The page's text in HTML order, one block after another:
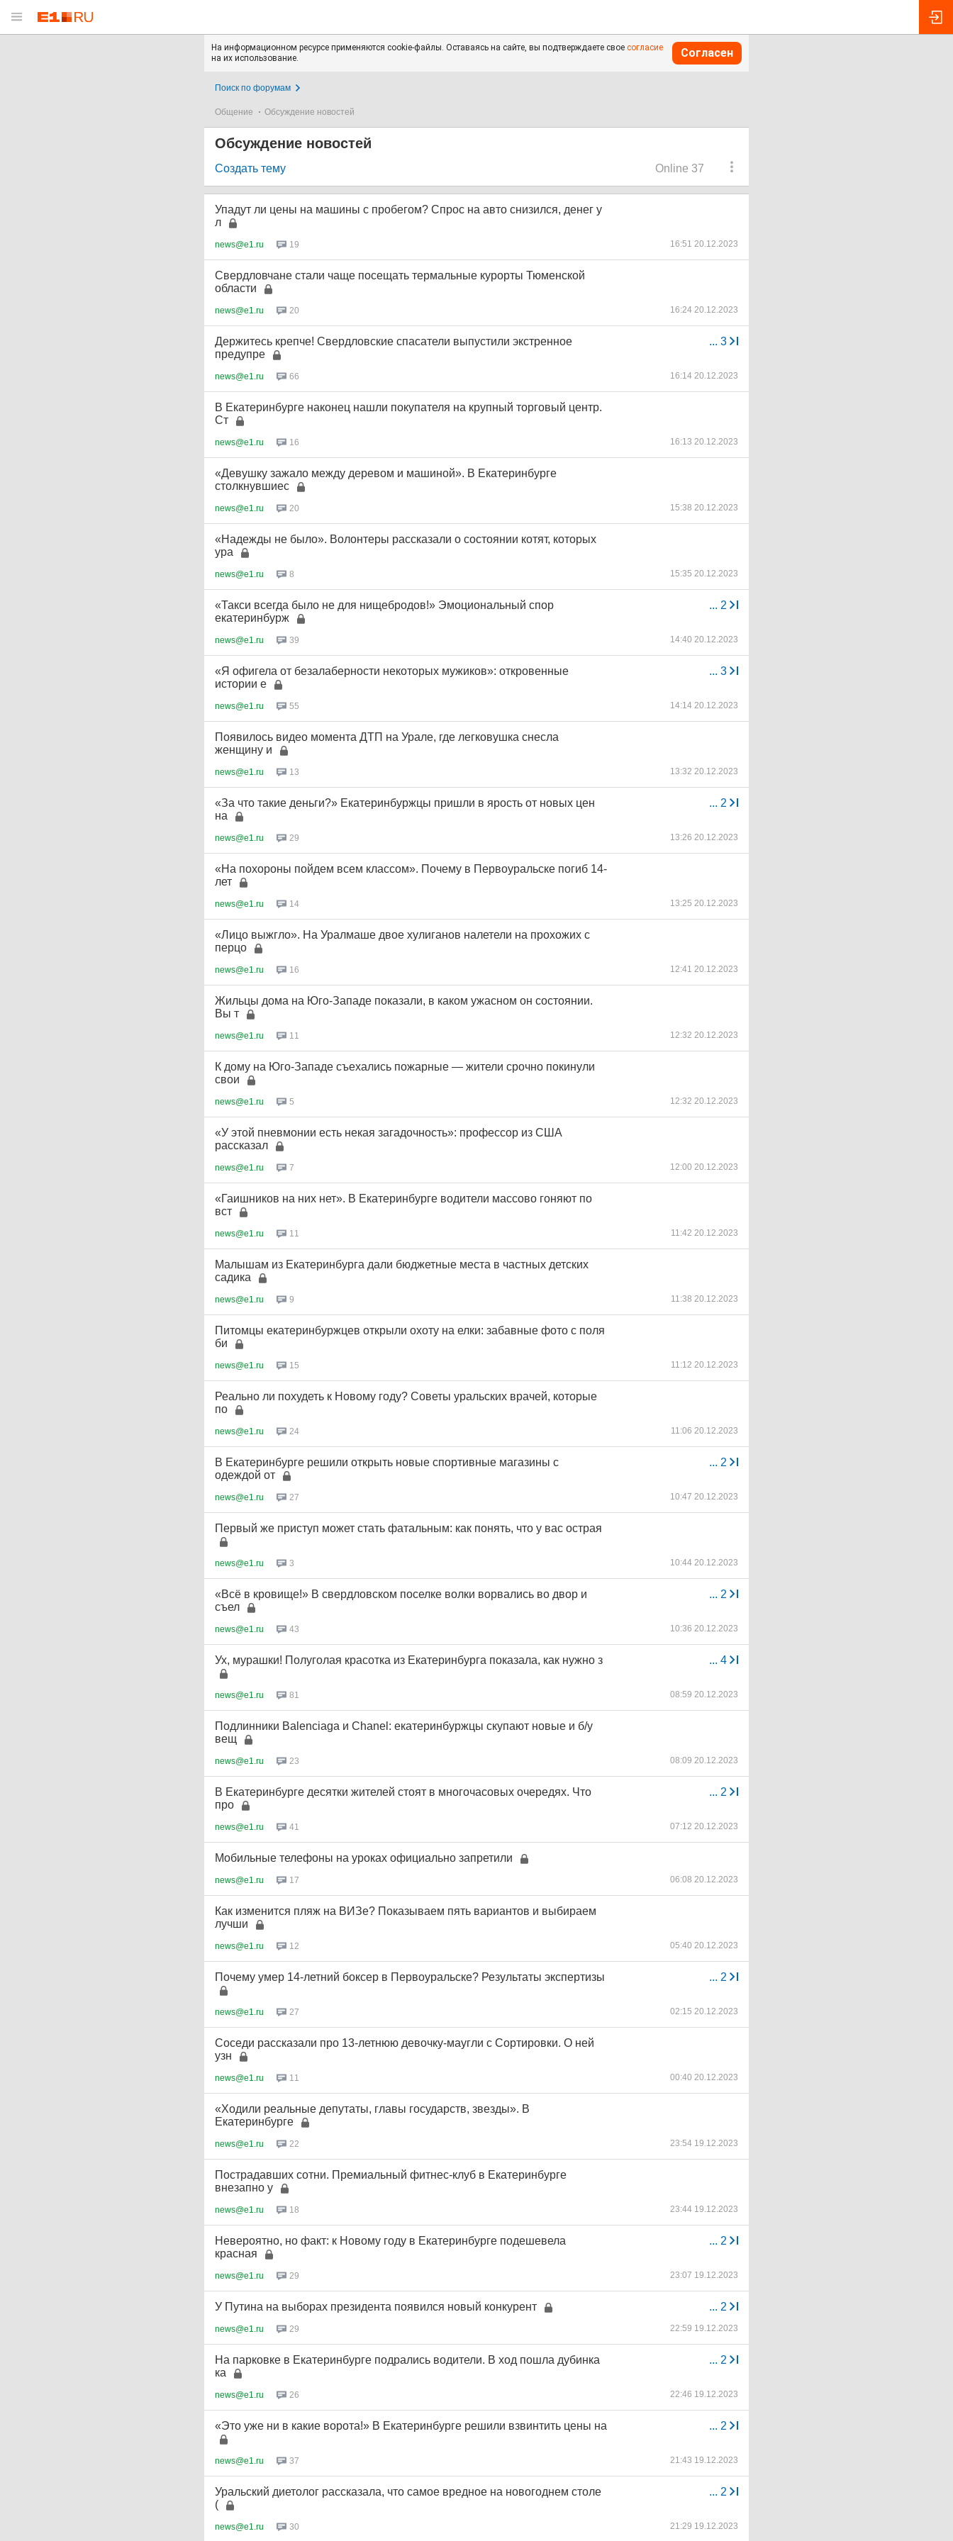
На информационном ресурсе применяются cookie-файлы. Оставаясь на сайте, вы подтверждаете свое согласие
на их использование.
Согласен
Поиск по форумам
Общение Обсуждение новостей
Обсуждение новостей
Online 37
Создать тему
Упадут ли цены на машины с пробегом? Спрос на авто снизился, денег у
л
news@e1.ru 19 16:51 20.12.2023
Свердловчане стали чаще посещать термальные курорты Тюменской
области
news@e1.ru 20 16:24 20.12.2023
... 3
Держитесь крепче! Свердловские спасатели выпустили экстренное
предупре
news@e1.ru 66 16:14 20.12.2023
В Екатеринбурге наконец нашли покупателя на крупный торговый центр.
Ст
news@e1.ru 16 16:13 20.12.2023
«Девушку зажало между деревом и машиной». В Екатеринбурге
столкнувшиес
news@e1.ru 20 15:38 20.12.2023
«Надежды не было». Волонтеры рассказали о состоянии котят, которых
ура
news@e1.ru 8 15:35 20.12.2023
... 2
«Такси всегда было не для нищебродов!» Эмоциональный спор
екатеринбурж
news@e1.ru 39 14:40 20.12.2023
... 3
«Я офигела от безалаберности некоторых мужиков»: откровенные
истории е
news@e1.ru 55 14:14 20.12.2023
Появилось видео момента ДТП на Урале, где легковушка снесла
женщину и
news@e1.ru 13 13:32 20.12.2023
... 2
«За что такие деньги?» Екатеринбуржцы пришли в ярость от новых цен
на
news@e1.ru 29 13:26 20.12.2023
«На похороны пойдем всем классом». Почему в Первоуральске погиб 14-
лет
news@e1.ru 14 13:25 20.12.2023
«Лицо выжгло». На Уралмаше двое хулиганов налетели на прохожих с
перцо
news@e1.ru 16 12:41 20.12.2023
Жильцы дома на Юго-Западе показали, в каком ужасном он состоянии.
Вы т
news@e1.ru 11 12:32 20.12.2023
К дому на Юго-Западе съехались пожарные — жители срочно покинули
свои
news@e1.ru 5 12:32 20.12.2023
«У этой пневмонии есть некая загадочность»: профессор из США
рассказал
news@e1.ru 7 12:00 20.12.2023
«Гаишников на них нет». В Екатеринбурге водители массово гоняют по
вст
news@e1.ru 11 11:42 20.12.2023
Малышам из Екатеринбурга дали бюджетные места в частных детских
садика
news@e1.ru 9 11:38 20.12.2023
Питомцы екатеринбуржцев открыли охоту на елки: забавные фото с поля
би
news@e1.ru 15 11:12 20.12.2023
Реально ли похудеть к Новому году? Советы уральских врачей, которые
по
news@e1.ru 24 11:06 20.12.2023
... 2
В Екатеринбурге решили открыть новые спортивные магазины с
одеждой от
news@e1.ru 27 10:47 20.12.2023
Первый же приступ может стать фатальным: как понять, что у вас острая
news@e1.ru 3 10:44 20.12.2023
... 2
«Всё в кровище!» В свердловском поселке волки ворвались во двор и
съел
news@e1.ru 43 10:36 20.12.2023
... 4
Ух, мурашки! Полуголая красотка из Екатеринбурга показала, как нужно з
news@e1.ru 81 08:59 20.12.2023
Подлинники Balenciaga и Chanel: екатеринбуржцы скупают новые и б/у
вещ
news@e1.ru 23 08:09 20.12.2023
... 2
В Екатеринбурге десятки жителей стоят в многочасовых очередях. Что
про
news@e1.ru 41 07:12 20.12.2023
Мобильные телефоны на уроках официально запретили
news@e1.ru 17 06:08 20.12.2023
Как изменится пляж на ВИЗе? Показываем пять вариантов и выбираем
лучши
news@e1.ru 12 05:40 20.12.2023
... 2
Почему умер 14-летний боксер в Первоуральске? Результаты экспертизы
news@e1.ru 27 02:15 20.12.2023
Соседи рассказали про 13-летнюю девочку-маугли с Сортировки. О ней
узн
news@e1.ru 11 00:40 20.12.2023
«Ходили реальные депутаты, главы государств, звезды». В
Екатеринбурге
news@e1.ru 22 23:54 19.12.2023
Пострадавших сотни. Премиальный фитнес-клуб в Екатеринбурге
внезапно у
news@e1.ru 18 23:44 19.12.2023
... 2
Невероятно, но факт: к Новому году в Екатеринбурге подешевела
красная
news@e1.ru 29 23:07 19.12.2023
... 2
У Путина на выборах президента появился новый конкурент
news@e1.ru 29 22:59 19.12.2023
... 2
На парковке в Екатеринбурге подрались водители. В ход пошла дубинка
ка
news@e1.ru 26 22:46 19.12.2023
... 2
«Это уже ни в какие ворота!» В Екатеринбурге решили взвинтить цены на
news@e1.ru 37 21:43 19.12.2023
... 2
Уральский диетолог рассказала, что самое вредное на новогоднем столе
(
news@e1.ru 30 21:29 19.12.2023